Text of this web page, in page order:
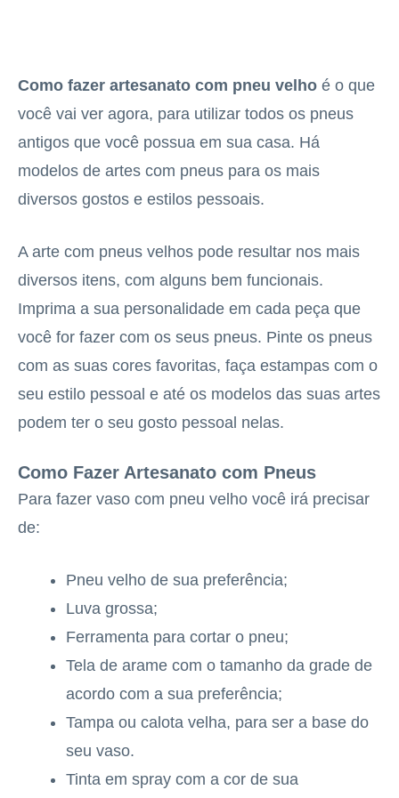
Como fazer artesanato com pneu velho é o que
você vai ver agora, para utilizar todos os pneus
antigos que você possua em sua casa. Há
modelos de artes com pneus para os mais
diversos gostos e estilos pessoais.
A arte com pneus velhos pode resultar nos mais
diversos itens, com alguns bem funcionais.
Imprima a sua personalidade em cada peça que
você for fazer com os seus pneus. Pinte os pneus
com as suas cores favoritas, faça estampas com o
seu estilo pessoal e até os modelos das suas artes
podem ter o seu gosto pessoal nelas.
Como Fazer Artesanato com Pneus
Para fazer vaso com pneu velho você irá precisar
de:
Pneu velho de sua preferência;
Luva grossa;
Ferramenta para cortar o pneu;
Tela de arame com o tamanho da grade de
acordo com a sua preferência;
Tampa ou calota velha, para ser a base do
seu vaso.
Tinta em spray com a cor de sua